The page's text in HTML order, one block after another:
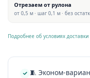
Отрезаем от рулона
от 0,5 м · шаг 0,1 м · без
Подробнее об условиях
🧵 Эконом-